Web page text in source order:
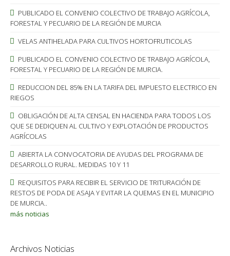
PUBLICADO EL CONVENIO COLECTIVO DE TRABAJO AGRÍCOLA,
FORESTAL Y PECUARIO DE LA REGIÓN DE MURCIA
VELAS ANTIHELADA PARA CULTIVOS HORTOFRUTICOLAS
PUBLICADO EL CONVENIO COLECTIVO DE TRABAJO AGRÍCOLA,
FORESTAL Y PECUARIO DE LA REGIÓN DE MURCIA.
REDUCCION DEL 85% EN LA TARIFA DEL IMPUESTO ELECTRICO EN
RIEGOS
OBLIGACIÓN DE ALTA CENSAL EN HACIENDA PARA TODOS LOS
QUE SE DEDIQUEN AL CULTIVO Y EXPLOTACIÓN DE PRODUCTOS
AGRÍCOLAS
ABIERTA LA CONVOCATORIA DE AYUDAS DEL PROGRAMA DE
DESARROLLO RURAL. MEDIDAS 10 Y 11
REQUISITOS PARA RECIBIR EL SERVICIO DE TRITURACIÓN DE
RESTOS DE PODA DE ASAJA Y EVITAR LA QUEMAS EN EL MUNICIPIO
DE MURCIA..
más noticias
Archivos Noticias